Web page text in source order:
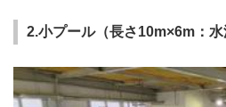
2.小プール（長さ10m×6m：水